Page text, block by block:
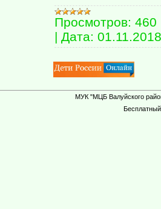
Просмотров: 460
| Дата: 01.11.2018
МУК "МЦБ Валуйского